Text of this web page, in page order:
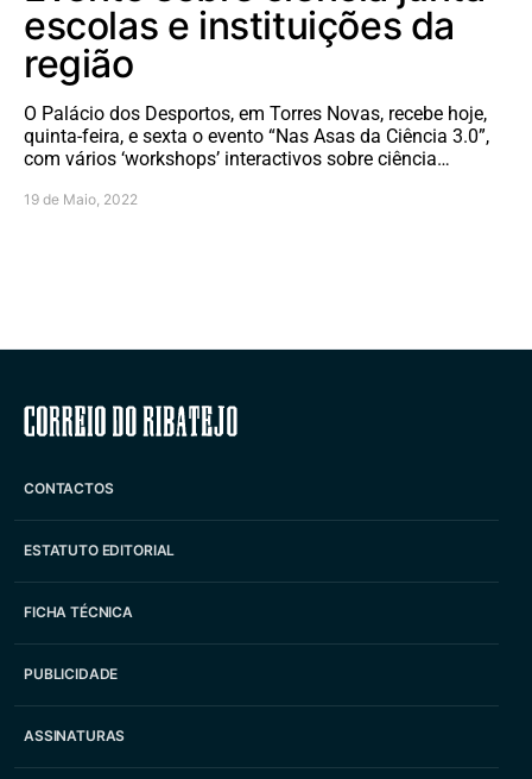
escolas e instituições da
região
O Palácio dos Desportos, em Torres Novas, recebe hoje,
quinta-feira, e sexta o evento “Nas Asas da Ciência 3.0”,
com vários ‘workshops’ interactivos sobre ciência…
19 de Maio, 2022
Correio do Ribatejo
CONTACTOS
ESTATUTO EDITORIAL
FICHA TÉCNICA
PUBLICIDADE
ASSINATURAS